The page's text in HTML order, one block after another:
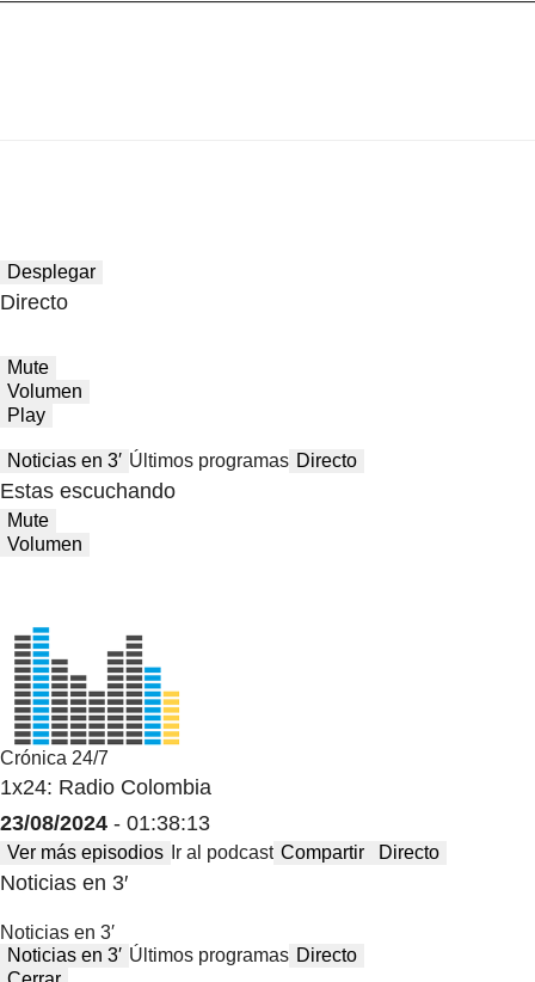
Desplegar
Directo
Mute
Volumen
Play
Noticias en 3′ Últimos programas Directo
Estas escuchando
Mute
Volumen
Crónica 24/7
1x24: Radio Colombia
23/08/2024 - 01:38:13
Ver más episodios Ir al podcast Compartir Directo
Noticias en 3′
Noticias en 3′
Noticias en 3′ Últimos programas Directo